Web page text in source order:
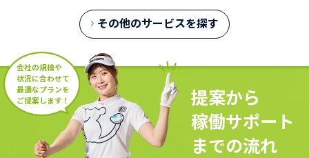
その他のサービスを探す
会社の規模や
状況に合わせて
最適なプランを
ご提案します！
提案から
稼働サポート
までの流れ